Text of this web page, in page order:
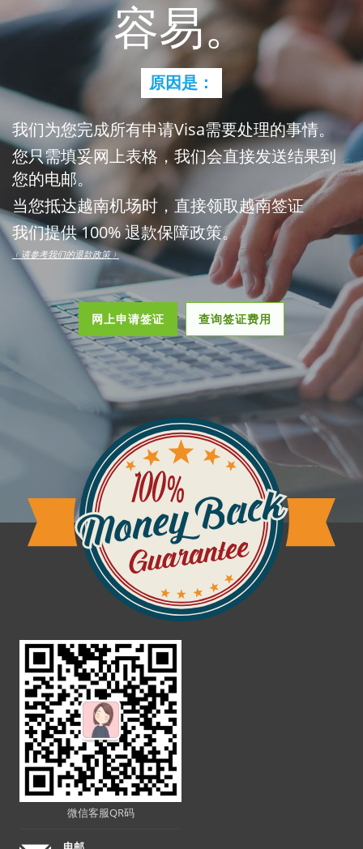
容易。
原因是：
我们为您完成所有申请Visa需要处理的事情。
您只需填妥网上表格，我们会直接发送结果到
您的电邮。
当您抵达越南机场时，直接领取越南签证
我们提供 100% 退款保障政策。
﹙请参考我们的退款政策﹚
网上申请签证 查询签证费用
微信客服QR码